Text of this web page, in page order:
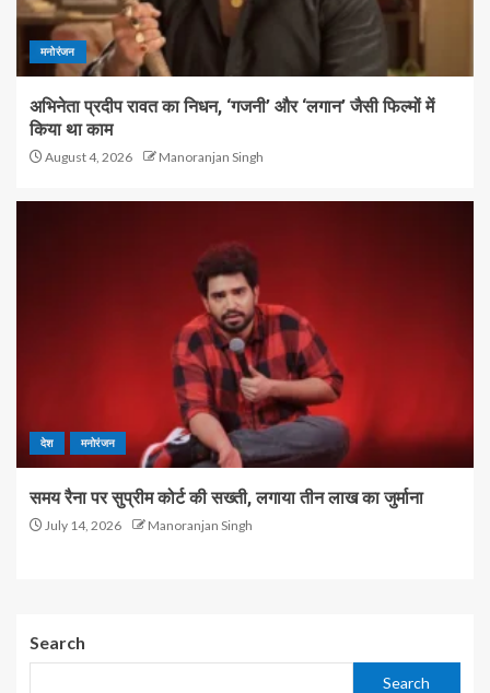
मनोरंजन
अभिनेता प्रदीप रावत का निधन, ‘गजनी’ और ‘लगान’ जैसी फिल्मों में
किया था काम
August 4, 2026 Manoranjan Singh
देश मनोरंजन
समय रैना पर सुप्रीम कोर्ट की सख्ती, लगाया तीन लाख का जुर्माना
July 14, 2026 Manoranjan Singh
Search
Search